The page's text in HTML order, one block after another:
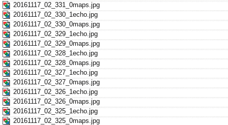
20161117_02_331_0maps.jpg
20161117_02_330_1echo.jpg
20161117_02_330_0maps.jpg
20161117_02_329_1echo.jpg
20161117_02_329_0maps.jpg
20161117_02_328_1echo.jpg
20161117_02_328_0maps.jpg
20161117_02_327_1echo.jpg
20161117_02_327_0maps.jpg
20161117_02_326_1echo.jpg
20161117_02_326_0maps.jpg
20161117_02_325_1echo.jpg
20161117_02_325_0maps.jpg